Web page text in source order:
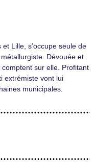
Lille, s’occupe seule de
Dévouée et
sur elle. Profitant
extrémiste vont lui
municipales.